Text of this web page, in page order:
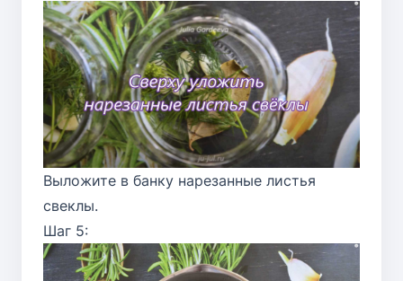
Выложите в банку нарезанные листья
свеклы.
Шаг 5: